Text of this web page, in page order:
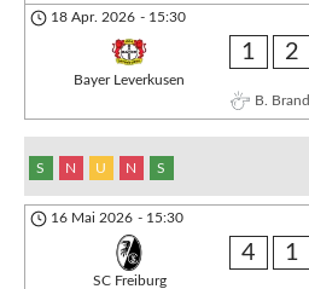
18 Apr. 2026 - 15:30
Bayer Leverkusen
1 2
B. Brand
S N U N S
16 Mai 2026 - 15:30
SC Freiburg
4 1